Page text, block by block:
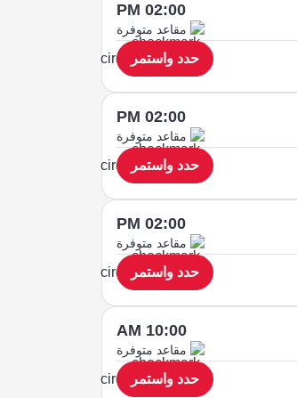
02:00 PM
مقاعد متوفرة
حدد واستمر
02:00 PM
مقاعد متوفرة
حدد واستمر
02:00 PM
مقاعد متوفرة
حدد واستمر
10:00 AM
مقاعد متوفرة
حدد واستمر